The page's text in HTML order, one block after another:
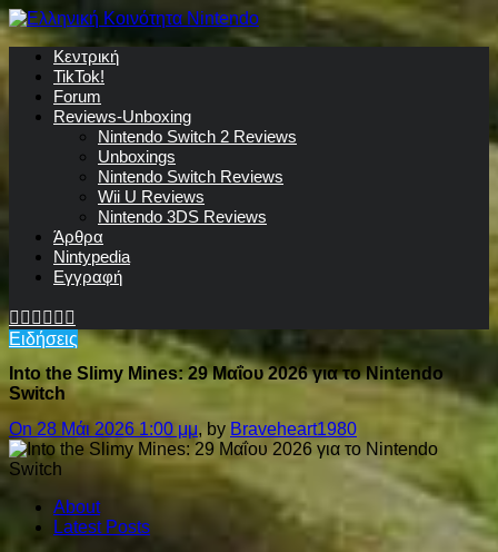
Κεντρική
TikTok!
Forum
Reviews-Unboxing
Nintendo Switch 2 Reviews
Unboxings
Nintendo Switch Reviews
Wii U Reviews
Nintendo 3DS Reviews
Άρθρα
Nintypedia
Εγγραφή
Ειδήσεις
Into the Slimy Mines: 29 Μαΐου 2026 για το Nintendo
Switch
On 28 Μάι 2026 1:00 μμ, by Braveheart1980
About
Latest Posts